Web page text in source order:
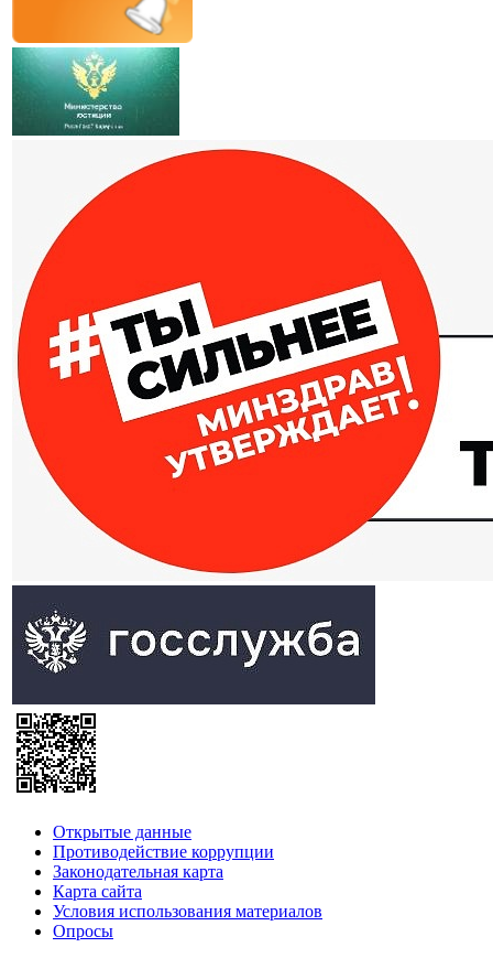
Открытые данные
Противодействие коррупции
Законодательная карта
Карта сайта
Условия использования материалов
Опросы